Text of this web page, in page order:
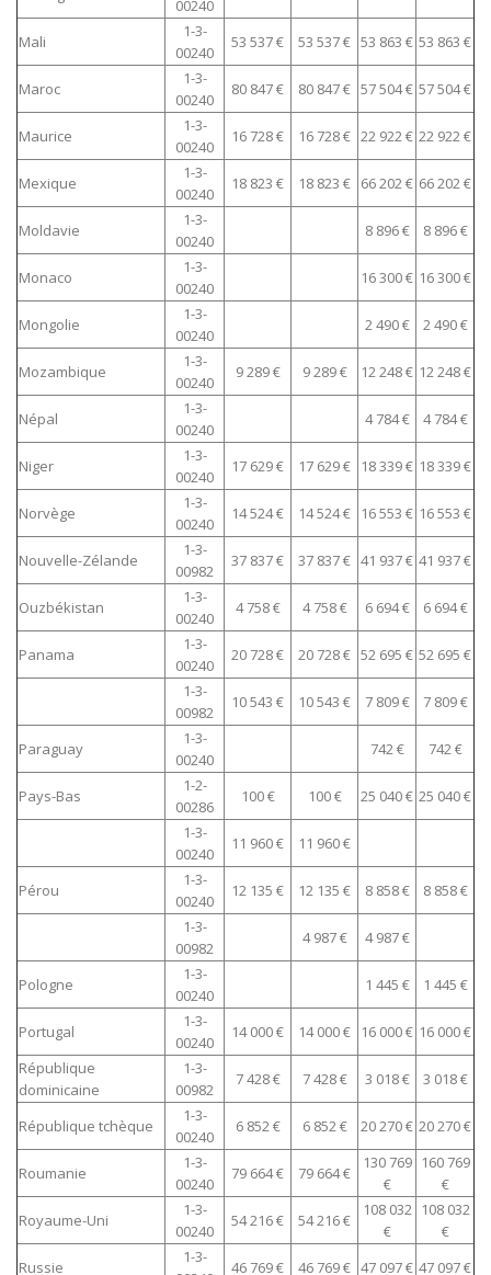
00240
Mali
1-3-
00240
53 537 € 53 537 € 53 863 € 53 863 €
Maroc
1-3-
00240
80 847 € 80 847 € 57 504 € 57 504 €
Maurice
1-3-
00240
16 728 € 16 728 € 22 922 € 22 922 €
Mexique
1-3-
00240
18 823 € 18 823 € 66 202 € 66 202 €
Moldavie
1-3-
00240
8 896 € 8 896 €
Monaco
1-3-
00240
16 300 € 16 300 €
Mongolie
1-3-
00240
2 490 € 2 490 €
Mozambique
1-3-
00240
9 289 € 9 289 € 12 248 € 12 248 €
Népal
1-3-
00240
4 784 € 4 784 €
Niger
1-3-
00240
17 629 € 17 629 € 18 339 € 18 339 €
Norvège
1-3-
00240
14 524 € 14 524 € 16 553 € 16 553 €
Nouvelle-Zélande
1-3-
00982
37 837 € 37 837 € 41 937 € 41 937 €
Ouzbékistan
1-3-
00240
4 758 € 4 758 € 6 694 € 6 694 €
Panama
1-3-
00240
20 728 € 20 728 € 52 695 € 52 695 €
1-3-
00982
10 543 € 10 543 € 7 809 € 7 809 €
Paraguay
1-3-
00240
742 € 742 €
Pays-Bas
1-2-
00286
100 € 100 € 25 040 € 25 040 €
1-3-
00240
11 960 € 11 960 €
Pérou
1-3-
00240
12 135 € 12 135 € 8 858 €
8 858 €
1-3-
00982
4 987 € 4 987 €
Pologne
1-3-
00240
1 445 € 1 445 €
Portugal
1-3-
00240
14 000 € 14 000 € 16 000 € 16 000 €
République
dominicaine
1-3-
00982
7 428 € 7 428 € 3 018 € 3 018 €
République tchèque
1-3-
00240
6 852 € 6 852 € 20 270 € 20 270 €
Roumanie
1-3-
00240
79 664 € 79 664 €
130 769
€
160 769
€
Royaume-Uni
1-3-
00240
54 216 € 54 216 €
108 032
€
108 032
€
Russie
1-3-
46 769 € 46 769 € 47 097 € 47 097 €